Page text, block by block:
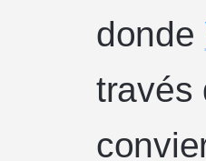
donde
través